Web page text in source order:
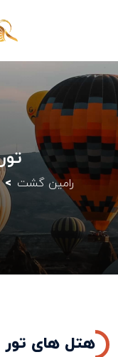
رامین گشت
هتل های تور